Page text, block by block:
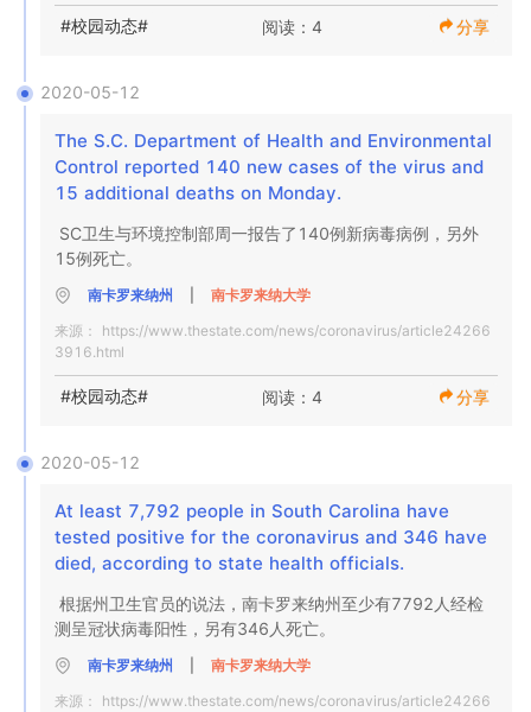
#校园动态# 阅读：4 分享
2020-05-12
The S.C. Department of Health and Environmental
Control reported 140 new cases of the virus and
15 additional deaths on Monday.
SC卫生与环境控制部周一报告了140例新病毒病例，另外
15例死亡。
南卡罗来纳州
南卡罗来纳大学
来源： https://www.thestate.com/news/coronavirus/article24266
3916.html
#校园动态# 阅读：4 分享
2020-05-12
At least 7,792 people in South Carolina have
tested positive for the coronavirus and 346 have
died, according to state health officials.
根据州卫生官员的说法，南卡罗来纳州至少有7792人经检
测呈冠状病毒阳性，另有346人死亡。
南卡罗来纳州
南卡罗来纳大学
来源： https://www.thestate.com/news/coronavirus/article24266